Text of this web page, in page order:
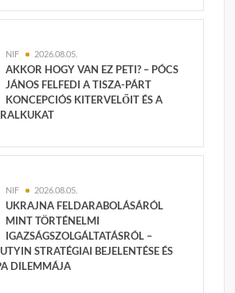
NIF 2026.08.05.
AKKOR HOGY VAN EZ PETI? – PÓCS
JÁNOS FELFEDI A TISZA-PÁRT
KONCEPCIÓS KITERVELŐIT ÉS A
NIF 2026.08.05.
UKRAJNA FELDARABOLÁSÁRÓL
MINT TÖRTÉNELMI
IGAZSÁGSZOLGÁLTATÁSRÓL –
STRATÉGIAI BEJELENTÉSE ÉS
DILEMMÁJA